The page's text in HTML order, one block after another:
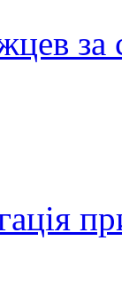
за